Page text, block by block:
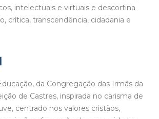
intelectuais e virtuais e descortina
crítica, transcendência, cidadania e
da Congregação das Irmãs da
de Castres, inspirada no carisma de
centrado nos valores cristãos,